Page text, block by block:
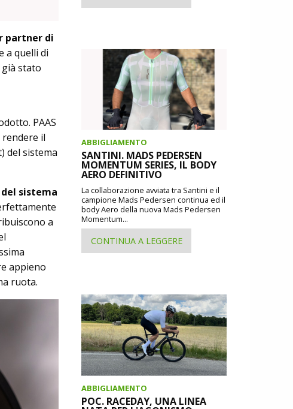
partner di
a quelli di
già stato
PAAS
il
del sistema
sistema
a
appieno
ruota.
ABBIGLIAMENTO
SANTINI. MADS PEDERSEN
MOMENTUM SERIES, IL BODY
AERO DEFINITIVO
La collaborazione avviata tra Santini e il
campione Mads Pedersen continua ed il
body Aero della nuova Mads Pedersen
Momentum...
CONTINUA A LEGGERE
ABBIGLIAMENTO
POC. RACEDAY, UNA LINEA